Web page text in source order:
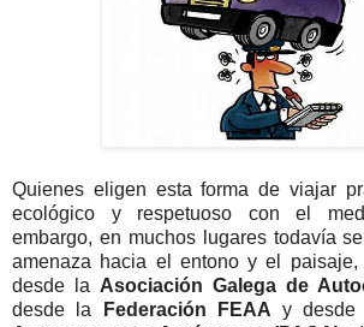
Quienes eligen esta forma de viajar
ecológico y respetuoso con el
embargo, en muchos lugares todavía
amenaza hacia el entono y el paisaje,
desde la Asociación Galega de
desde la
Federación FEAA y desde